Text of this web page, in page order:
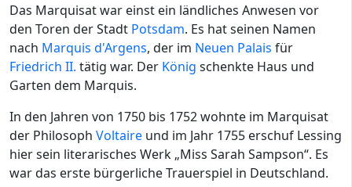
Das Marquisat war einst ein ländliches Anwesen vor
den Toren der Stadt Potsdam. Es hat seinen Namen
nach Marquis d'Argens, der im Neuen Palais für
Friedrich II. tätig war. Der König schenkte Haus und
Garten dem Marquis.
In den Jahren von 1750 bis 1752 wohnte im Marquisat
der Philosoph Voltaire und im Jahr 1755 erschuf Lessing
hier sein literarisches Werk „Miss Sarah Sampson“. Es
war das erste bürgerliche Trauerspiel in Deutschland.